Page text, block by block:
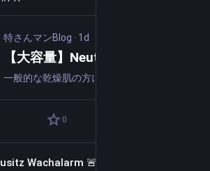
特さんマンBlog · 1d
0
Wachalarm 🚨